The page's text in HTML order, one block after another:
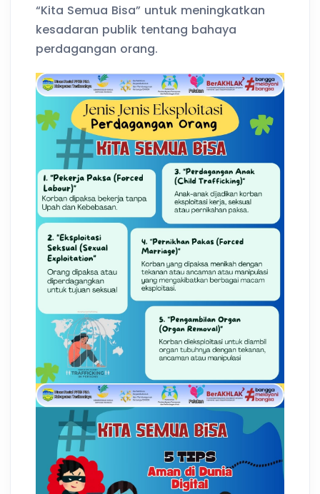
“Kita Semua Bisa” untuk meningkatkan
kesadaran publik tentang bahaya
perdagangan orang.